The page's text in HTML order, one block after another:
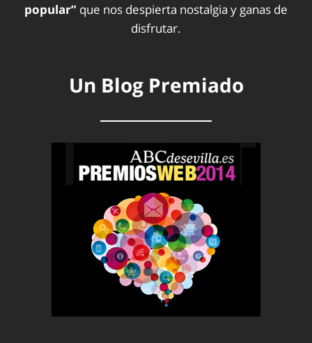
popular” que nos despierta nostalgia y ganas de
disfrutar.
Un Blog Premiado